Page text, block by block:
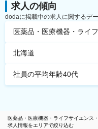
求人の傾向
dodaに掲載中の求人に関するデ
医薬品・医療機器・ライ
北海道
社員の平均年齢40代
医薬品・医療機器・ライフサイエンス
求人情報をエリアで絞り込む